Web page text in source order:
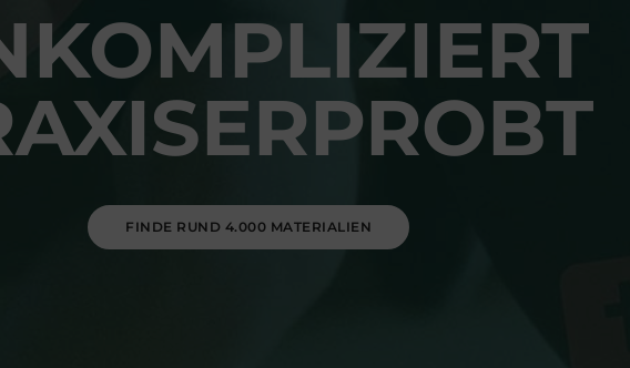
FINDE RUND 4.000 MATERIALIEN